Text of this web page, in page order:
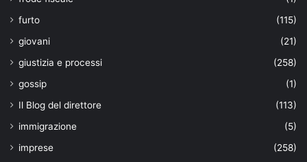
furto
(115)
giovani
(21)
giustizia e processi
(258)
gossip
(1)
Il Blog del direttore
(113)
immigrazione
(5)
imprese
(258)